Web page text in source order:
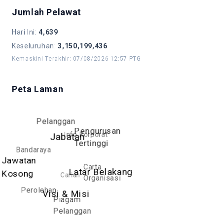
Bandar Kuala Lumpur.
Menyediakan Laporan Tahunan Audit
Membentangkan RAT dan LKAD
Jumlah Pelawat
Hari Ini:4,639
Keseluruhan:3,150,199,436
Kemaskini Terakhir: 07/08/2026 12:57 PTG
Peta Laman
Latar Belakang
Visi & Misi
Piagam
Pelanggan
Carta
Organisasi
Pengurusan
Tertinggi
Jabatan
Jawatan
Kosong
Perolehan
Carian
Info Korporat
Pelanggan
Bandaraya